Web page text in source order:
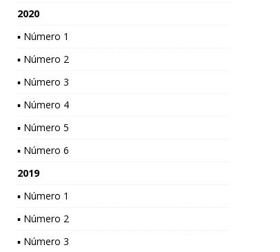
2020
▪ Número 1
▪ Número 2
▪ Número 3
▪ Número 4
▪ Número 5
▪ Número 6
2019
▪ Número 1
▪ Número 2
▪ Número 3